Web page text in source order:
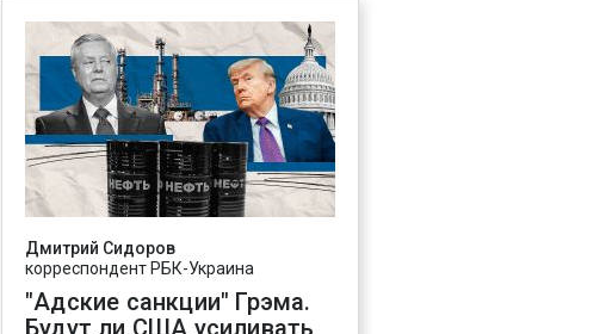
Дмитрий Сидоров
корреспондент РБК-Украина
"Адские санкции" Грэма.
Будут ли США усиливать